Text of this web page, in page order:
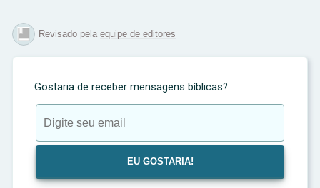
Revisado pela equipe de editores
Gostaria de receber mensagens bíblicas?